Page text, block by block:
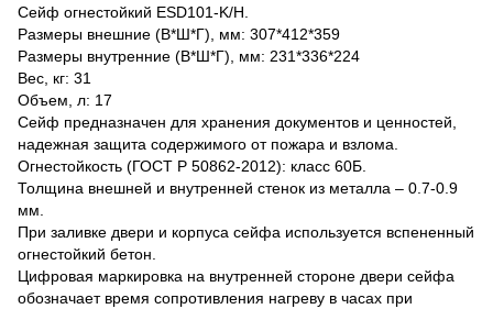
Сейф огнестойкий ESD101-K/H.
Размеры внешние (В*Ш*Г), мм: 307*412*359
Размеры внутренние (В*Ш*Г), мм: 231*336*224
Вес, кг: 31
Объем, л: 17
Сейф предназначен для хранения документов и ценностей,
надежная защита содержимого от пожара и взлома.
Огнестойкость (ГОСТ Р 50862-2012): класс 60Б.
Толщина внешней и внутренней стенок из металла – 0.7-0.9
мм.
При заливке двери и корпуса сейфа используется вспененный
огнестойкий бетон.
Цифровая маркировка на внутренней стороне двери сейфа
обозначает время сопротивления нагреву в часах при